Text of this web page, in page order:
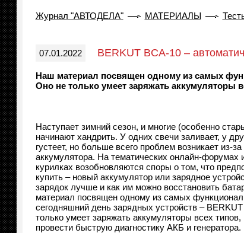
Журнал "АВТОДЕЛА" МАТЕРИАЛЫ
07.01.2022 BERKUT BCA-10 –
Наш материал посвящен одному из самых
Оно не только умеет заряжать аккумуляторы
Наступает зимний сезон, и многие (особенно
начинают хандрить. У одних свечи заливает, у
густеет, но больше всего проблем возникает из-за
аккумулятора. На тематических онлайн-форумах
курилках возобновляются споры о том, что
купить – новый аккумулятор или зарядное
зарядок лучше и как им можно восстановить
материал посвящен одному из самых
сегодняшний день зарядных устройств –
только умеет заряжать аккумуляторы всех
провести быструю диагностику АКБ и генератора.